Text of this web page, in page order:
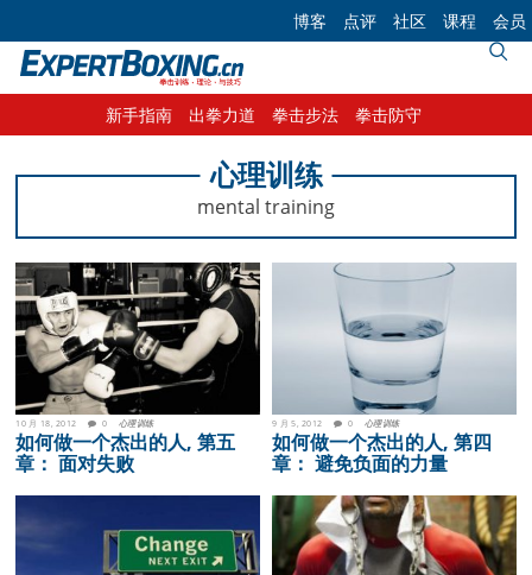
to
primary
to
main
to
footer
博客 点评 社区 课程 会员
新手指南 出拳力道 拳击步法 拳击防守
心理训练
mental training
10 月 18, 2012 心理训练
0
如何做一个杰出的人, 第五
章： 面对失败
9 月 5, 2012 心理训练
0
如何做一个杰出的人, 第四
章： 避免负面的力量